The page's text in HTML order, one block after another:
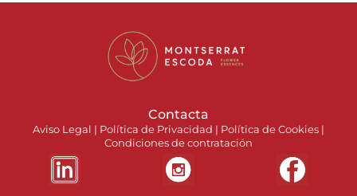
Contacta
Aviso Legal | Política de Privacidad | Política de Cookies |
Condiciones de contratación